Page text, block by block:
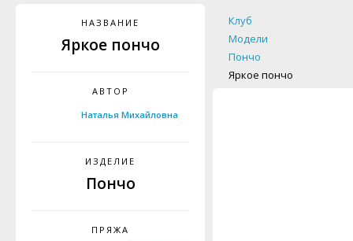
НАЗВАНИЕ
Яркое пончо
АВТОР
Наталья Михайловна
ИЗДЕЛИЕ
Пончо
ПРЯЖА
Клуб
Модели
Пончо
Яркое пончо